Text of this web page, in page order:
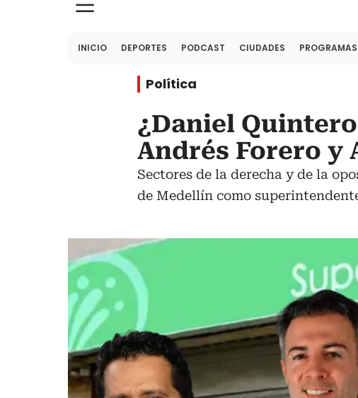
INICIO DEPORTES PODCAST CIUDADES PROGRAMAS
Política
¿Daniel
Andrés Forero y
Sectores de la derecha y de la
de Medellín como